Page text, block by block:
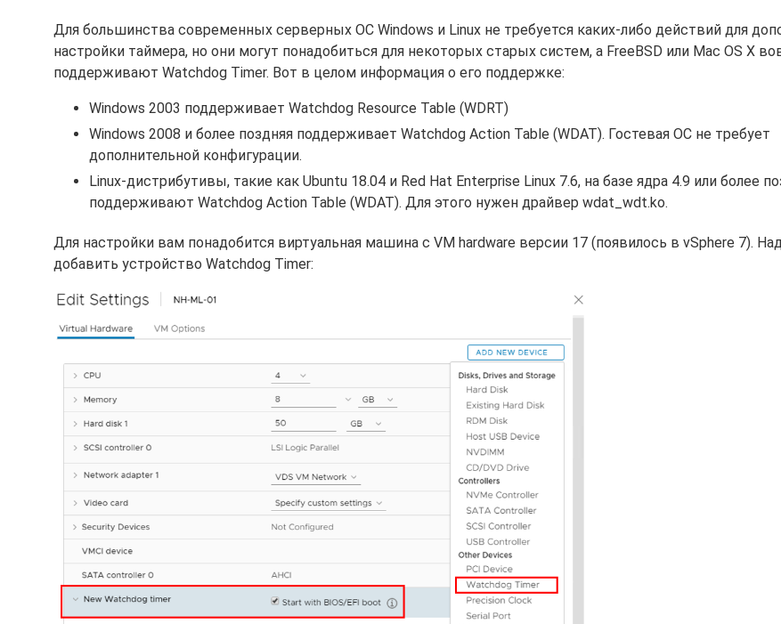
Для большинства современных серверных ОС Windows и Linux не требуется каких-либо действий для
настройки таймера, но они могут понадобиться для некоторых старых систем, а FreeBSD или Mac OS X
поддерживают Watchdog Timer. Вот в целом информация о его поддержке:
Windows 2003 поддерживает Watchdog Resource Table (WDRT)
Windows 2008 и более поздняя поддерживает Watchdog Action Table (WDAT). Гостевая ОС не требует
дополнительной конфигурации.
Linux-дистрибутивы, такие как Ubuntu 18.04 и Red Hat Enterprise Linux 7.6, на базе ядра 4.9 или более
поддерживают Watchdog Action Table (WDAT). Для этого нужен драйвер wdat_wdt.ko.
Для настройки вам понадобится виртуальная машина с VM hardware версии 17 (появилось в vSphere 7).
добавить устройство Watchdog Timer: